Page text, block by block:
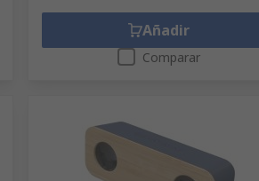
Añadir
Comparar